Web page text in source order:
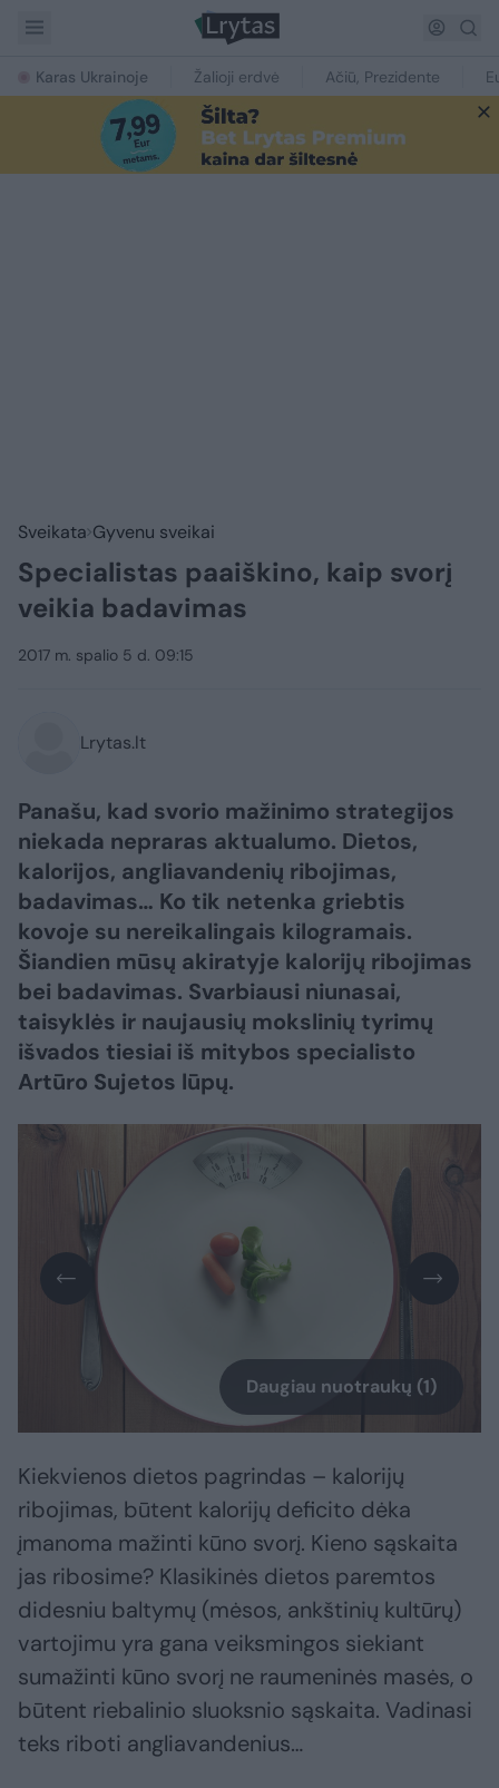
Karas Ukrainoje Žalioji erdvė Ačiū, Prezidente
Sveikata Gyvenu sveikai
Specialistas paaiškino, kaip svorį
veikia badavimas
2017 m. spalio 5 d. 09:15
Lrytas.lt
Panašu, kad svorio mažinimo strategijos
niekada nepraras aktualumo. Dietos,
kalorijos, angliavandenių ribojimas,
badavimas… Ko tik netenka griebtis
kovoje su nereikalingais kilogramais.
Šiandien mūsų akiratyje kalorijų ribojimas
bei badavimas. Svarbiausi niunasai,
taisyklės ir naujausių mokslinių tyrimų
išvados tiesiai iš mitybos specialisto
Artūro Sujetos lūpų.
Daugiau nuotraukų (1)
Kiekvienos dietos pagrindas – kalorijų
ribojimas, būtent kalorijų deficito dėka
įmanoma mažinti kūno svorį. Kieno sąskaita
jas ribosime? Klasikinės dietos paremtos
didesniu baltymų (mėsos, ankštinių kultūrų)
vartojimu yra gana veiksmingos siekiant
sumažinti kūno svorį ne raumeninės masės, o
būtent riebalinio sluoksnio sąskaita. Vadinasi
teks riboti angliavandenius…